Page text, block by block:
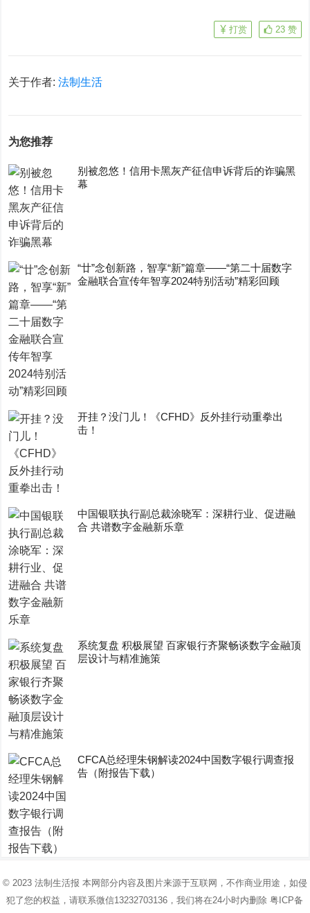
23 赞
打赏
关于作者:法制生活
为您推荐
别被忽悠！信用卡黑灰产征信申诉背后的诈骗黑
幕
“廿”念创新路，智享“新”篇章——“第二十届数字
金融联合宣传年智享2024特别活动”精彩回顾
开挂？没门儿！《CFHD》反外挂行动重拳出
击！
中国银联执行副总裁涂晓军：深耕行业、促进融
合 共谱数字金融新乐章
系统复盘 积极展望 百家银行齐聚畅谈数字金融顶
层设计与精准施策
CFCA总经理朱钢解读2024中国数字银行调查报
告（附报告下载）
© 2023 法制生活报 本网部分内容及图片来源于互联网，不作商业用途，如侵
犯了您的权益，请联系微信13232703136，我们将在24小时内删除粤ICP备